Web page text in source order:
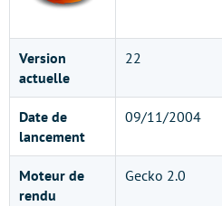
Version
actuelle
22
Date de
lancement
09/11/2004
Moteur de
rendu
Gecko 2.0